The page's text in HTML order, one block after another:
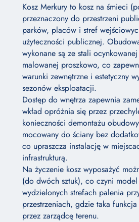
Kosz Merkury to kosz na śmieci
przeznaczony do przestrzeni
parków, placów i stref
użyteczności publicznej.
wykonane są ze stali
malowanej proszkowo, co
warunki zewnętrzne i estetyczny
sezonów eksploatacji.
Dostęp do wnętrza zapewnia
wkład opróżnia się przez
konieczności demontażu
mocowany do ściany bez
co upraszcza instalację w
infrastrukturą.
Na życzenie kosz wyposażyć
(do dwóch sztuk), co czyni
wydzielonych strefach palenia
przestrzeniach, gdzie taka
przez zarządcę terenu.